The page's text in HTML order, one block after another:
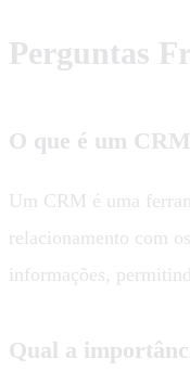
Perguntas
O que é um
Um CRM é uma
relacionamento com
informações,
Qual a